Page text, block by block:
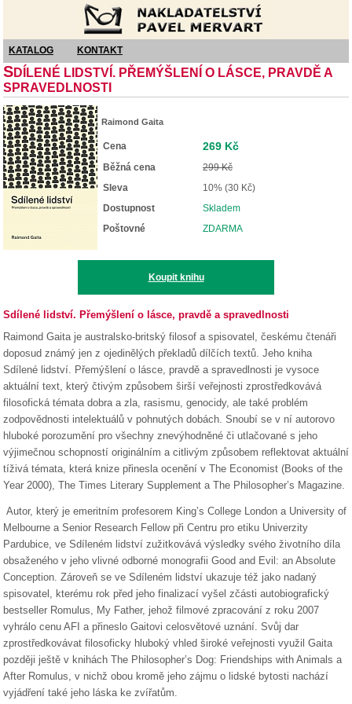
KATALOG KONTAKT
SDÍLENÉ LIDSTVÍ. PŘEMÝŠLENÍ O LÁSCE, PRAVDĚ A
SPRAVEDLNOSTI
Raimond Gaita
Cena 269 Kč
Běžná cena
299 Kč
Sleva
10% (30 Kč)
Dostupnost
Skladem
Poštovné
ZDARMA
Koupit knihu
Sdílené lidství. Přemýšlení o lásce, pravdě a spravedlnosti
Raimond Gaita je australsko-britský filosof a spisovatel, českému čtenáři
doposud známý jen z ojedinělých překladů dílčích textů. Jeho kniha
Sdílené lidství. Přemýšlení o lásce, pravdě a spravedlnosti je vysoce
aktuální text, který čtivým způsobem širší veřejnosti zprostředkovává
filosofická témata dobra a zla, rasismu, genocidy, ale také problém
zodpovědnosti intelektuálů v pohnutých dobách. Snoubí se v ní autorovo
hluboké porozumění pro všechny znevýhodněné či utlačované s jeho
výjimečnou schopností originálním a citlivým způsobem reflektovat aktuální
tíživá témata, která knize přinesla ocenění v The Economist (Books of the
Year 2000), The Times Literary Supplement a The Philosopher’s Magazine.
Autor, který je emeritním profesorem King’s College London a University of
Melbourne a Senior Research Fellow při Centru pro etiku Univerzity
Pardubice, ve Sdíleném lidství zužitkovává výsledky svého životního díla
obsaženého v jeho vlivné odborné monografii Good and Evil: an Absolute
Conception. Zároveň se ve Sdíleném lidství ukazuje též jako nadaný
spisovatel, kterému rok před jeho finalizací vyšel zčásti autobiografický
bestseller Romulus, My Father, jehož filmové zpracování z roku 2007
vyhrálo cenu AFI a přineslo Gaitovi celosvětové uznání. Svůj dar
zprostředkovávat filosoficky hluboký vhled široké veřejnosti využil Gaita
později ještě v knihách The Philosopher’s Dog: Friendships with Animals a
After Romulus, v nichž obou kromě jeho zájmu o lidské bytosti nachází
vyjádření také jeho láska ke zvířatům.